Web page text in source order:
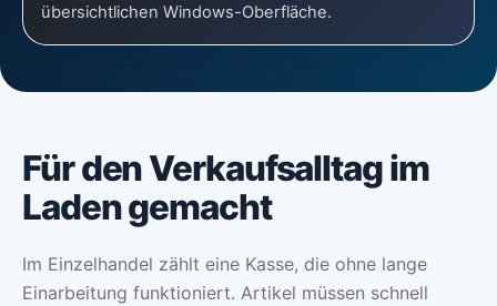
übersichtlichen Windows-Oberfläche.
Für den Verkaufsalltag im
Laden gemacht
Im Einzelhandel zählt eine Kasse, die ohne lange
Einarbeitung funktioniert. Artikel müssen schnell